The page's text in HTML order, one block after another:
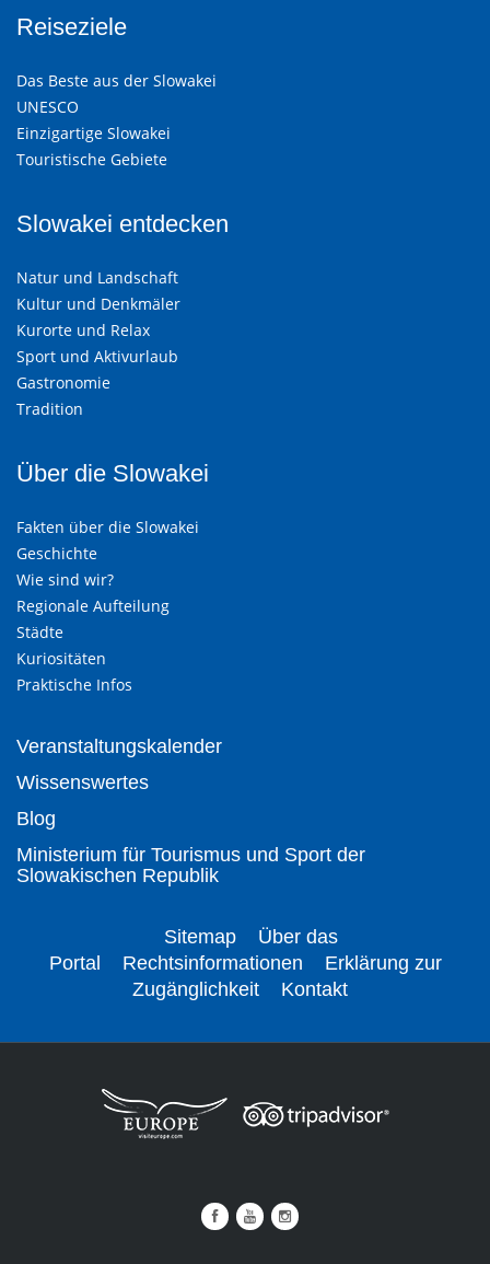
Reiseziele
Das Beste aus der Slowakei
UNESCO
Einzigartige Slowakei
Touristische Gebiete
Slowakei entdecken
Natur und Landschaft
Kultur und Denkmäler
Kurorte und Relax
Sport und Aktivurlaub
Gastronomie
Tradition
Über die Slowakei
Fakten über die Slowakei
Geschichte
Wie sind wir?
Regionale Aufteilung
Städte
Kuriositäten
Praktische Infos
Veranstaltungskalender
Wissenswertes
Blog
Ministerium für Tourismus und Sport der
Slowakischen Republik
Sitemap
Über das
Portal
Rechtsinformationen
Erklärung zur
Zugänglichkeit
Kontakt